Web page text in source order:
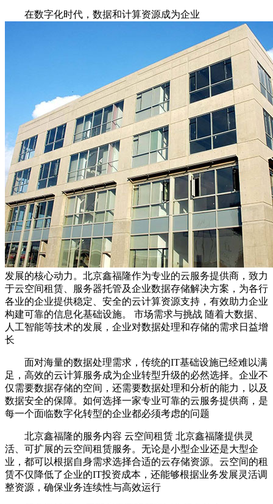
在数字化时代，数据和计算资源成为企业
发展的核心动力。北京鑫福隆作为专业的云服务提供商，致力
于云空间租赁、服务器托管及企业数据存储解决方案，为各行
各业的企业提供稳定、安全的云计算资源支持，有效助力企业
构建可靠的信息化基础设施。 市场需求与挑战 随着大数据、
人工智能等技术的发展，企业对数据处理和存储的需求日益增
长
面对海量的数据处理需求，传统的IT基础设施已经难以满
足，高效的云计算服务成为企业转型升级的必然选择。企业不
仅需要数据存储的空间，还需要数据处理和分析的能力，以及
数据安全的保障。如何选择一家专业可靠的云服务提供商，是
每一个面临数字化转型的企业都必须考虑的问题
北京鑫福隆的服务内容 云空间租赁 北京鑫福隆提供灵
活、可扩展的云空间租赁服务。无论是小型企业还是大型企
业，都可以根据自身需求选择合适的云存储资源。云空间的租
赁不仅降低了企业的IT投资成本，还能够根据业务发展灵活调
整资源，确保业务连续性与高效运行